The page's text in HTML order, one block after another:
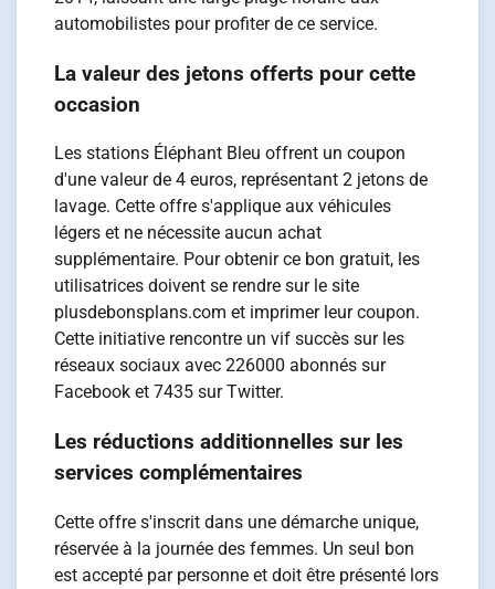
automobilistes pour profiter de ce service.
La valeur des jetons offerts pour cette
occasion
Les stations Éléphant Bleu offrent un coupon
d'une valeur de 4 euros, représentant 2 jetons de
lavage. Cette offre s'applique aux véhicules
légers et ne nécessite aucun achat
supplémentaire. Pour obtenir ce bon gratuit, les
utilisatrices doivent se rendre sur le site
plusdebonsplans.com et imprimer leur coupon.
Cette initiative rencontre un vif succès sur les
réseaux sociaux avec 226000 abonnés sur
Facebook et 7435 sur Twitter.
Les réductions additionnelles sur les
services complémentaires
Cette offre s'inscrit dans une démarche unique,
réservée à la journée des femmes. Un seul bon
est accepté par personne et doit être présenté lors